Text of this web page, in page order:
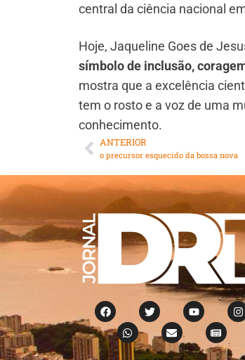
central da ciência nacional
Hoje, Jaqueline Goes de
símbolo de inclusão,
mostra que a excelência
tem o rosto e a voz de uma
conhecimento.
ANTERIOR
o precursor esquecido da bossa nova